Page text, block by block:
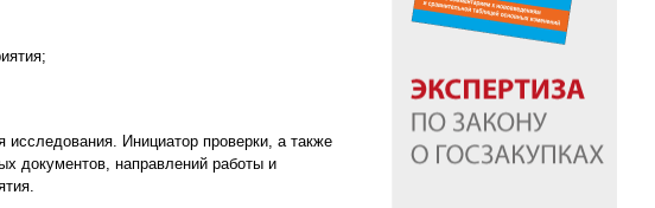
исследования. Инициатор проверки, а также
документов, направлений работы и